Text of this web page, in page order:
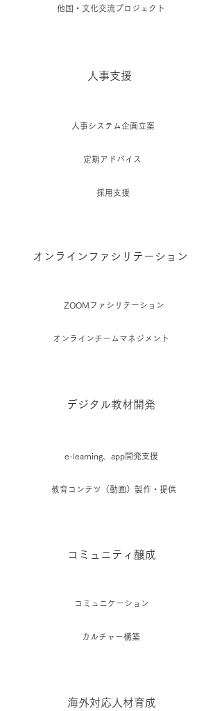
他国・文化交流プロジェクト
人事支援
人事システム企画立案
定期アドバイス
採用支援
オンラインファシリテーション
ZOOMファシリテーション
オンラインチームマネジメント
デジタル教材開発
e-learning、app開発支援
教育コンテツ（動画）​製作・提供
コミュニティ醸成
コミュニケーション
カルチャー構築
海外対応人材育成